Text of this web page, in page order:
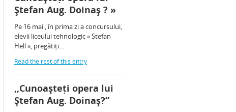
Ștefan Aug. Doinaș ? »
Pe 16 mai , în prima zi a concursului,
elevii liceului tehnologic « Stefan
Hell », pregătiți…
Read the rest of this entry
,,Cunoașteți opera lui
Ștefan Aug. Doinaș?”